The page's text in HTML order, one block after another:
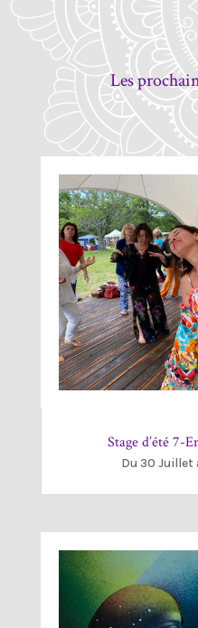
Les
Stage d’été 7-
Du 30 Juillet